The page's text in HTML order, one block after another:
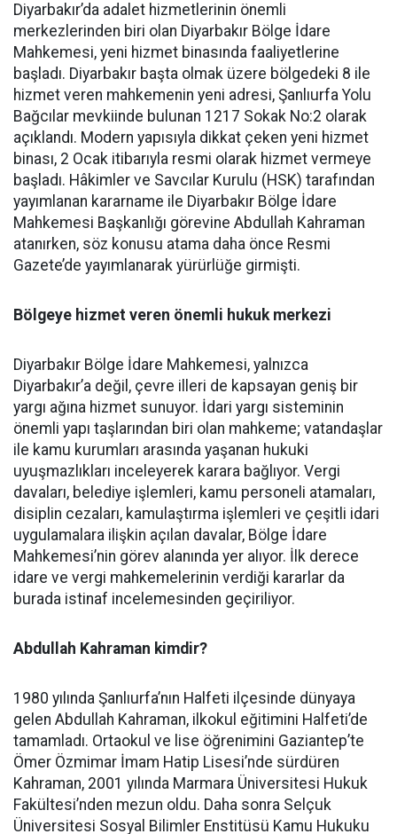
Diyarbakır’da adalet hizmetlerinin önemli
merkezlerinden biri olan Diyarbakır Bölge İdare
Mahkemesi, yeni hizmet binasında faaliyetlerine
başladı. Diyarbakır başta olmak üzere bölgedeki 8 ile
hizmet veren mahkemenin yeni adresi, Şanlıurfa Yolu
Bağcılar mevkiinde bulunan 1217 Sokak No:2 olarak
açıklandı. Modern yapısıyla dikkat çeken yeni hizmet
binası, 2 Ocak itibarıyla resmi olarak hizmet vermeye
başladı. Hâkimler ve Savcılar Kurulu (HSK) tarafından
yayımlanan kararname ile Diyarbakır Bölge İdare
Mahkemesi Başkanlığı görevine Abdullah Kahraman
atanırken, söz konusu atama daha önce Resmi
Gazete’de yayımlanarak yürürlüğe girmişti.
Bölgeye hizmet veren önemli hukuk merkezi
Diyarbakır Bölge İdare Mahkemesi, yalnızca
Diyarbakır’a değil, çevre illeri de kapsayan geniş bir
yargı ağına hizmet sunuyor. İdari yargı sisteminin
önemli yapı taşlarından biri olan mahkeme; vatandaşlar
ile kamu kurumları arasında yaşanan hukuki
uyuşmazlıkları inceleyerek karara bağlıyor. Vergi
davaları, belediye işlemleri, kamu personeli atamaları,
disiplin cezaları, kamulaştırma işlemleri ve çeşitli idari
uygulamalara ilişkin açılan davalar, Bölge İdare
Mahkemesi’nin görev alanında yer alıyor. İlk derece
idare ve vergi mahkemelerinin verdiği kararlar da
burada istinaf incelemesinden geçiriliyor.
Abdullah Kahraman kimdir?
1980 yılında Şanlıurfa’nın Halfeti ilçesinde dünyaya
gelen Abdullah Kahraman, ilkokul eğitimini Halfeti’de
tamamladı. Ortaokul ve lise öğrenimini Gaziantep’te
Ömer Özmimar İmam Hatip Lisesi’nde sürdüren
Kahraman, 2001 yılında Marmara Üniversitesi Hukuk
Fakültesi’nden mezun oldu. Daha sonra Selçuk
Üniversitesi Sosyal Bilimler Enstitüsü Kamu Hukuku